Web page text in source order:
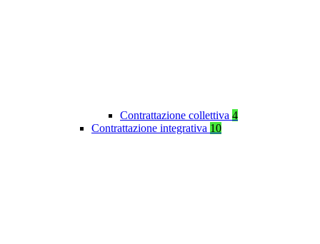
Contrattazione collettiva 4
Contrattazione integrativa 10